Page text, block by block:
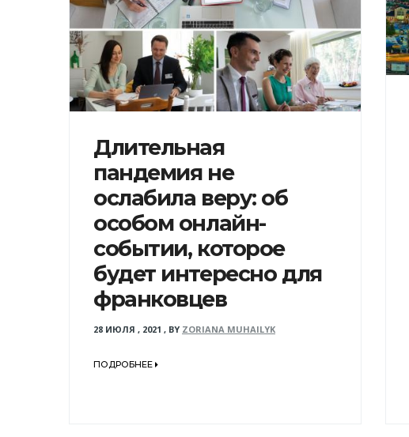
Длительная
пандемия не
ослабила веру: об
особом онлайн-
событии, которое
будет интересно для
франковцев
28 ИЮЛЯ , 2021 , BY ZORIANA MUHAILYK
ПОДРОБНЕЕ